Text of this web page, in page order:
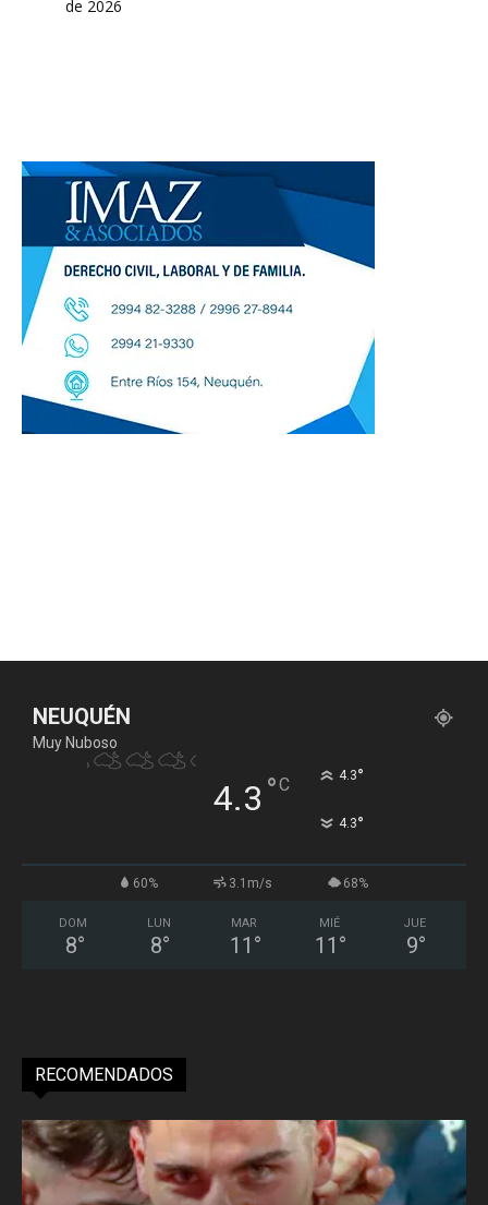
de 2026
NEUQUÉN
Muy Nuboso
4.3 °C 4.3°
4.3°
60% 3.1m/s 68%
DOM
8°
LUN
8°
MAR
11 °
MIÉ
11 °
JUE
9°
RECOMENDADOS